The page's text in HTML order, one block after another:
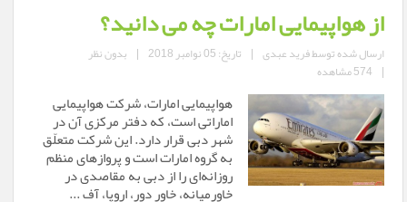
از هواپیمایی امارات چه می دانید؟ ‏‏
ارسال شده توسطفرید عبدی | تاریخ: 05 نوامبر 2018 | بدون نظر
| 574 مشاهده
هواپیمایی امارات، شرکت هواپیمایی
اماراتی است، که دفتر مرکزی آن در
شهر دبی قرار دارد. این شرکت متعلّق
به گروه امارات ‏است و پروازهای منظم
روزانه‌ای را از دبی به مقاصدی در
خاورمیانه، خاور دور، اروپا، آف ...